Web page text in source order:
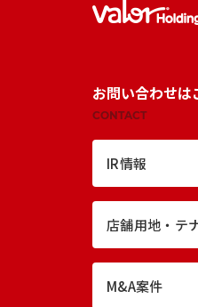
お問い合わせは
CONTACT
IR情報
店舗用地・ テ
M&A案件